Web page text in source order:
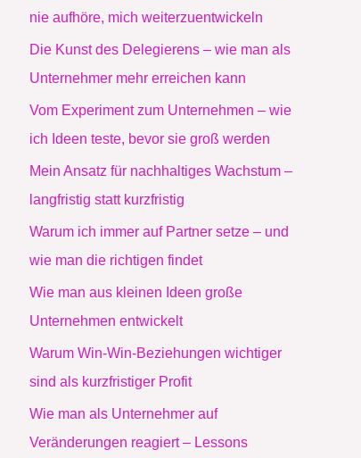
nie aufhöre, mich weiterzuentwickeln
Die Kunst des Delegierens – wie man als
Unternehmer mehr erreichen kann
Vom Experiment zum Unternehmen – wie
ich Ideen teste, bevor sie groß werden
Mein Ansatz für nachhaltiges Wachstum –
langfristig statt kurzfristig
Warum ich immer auf Partner setze – und
wie man die richtigen findet
Wie man aus kleinen Ideen große
Unternehmen entwickelt
Warum Win-Win-Beziehungen wichtiger
sind als kurzfristiger Profit
Wie man als Unternehmer auf
Veränderungen reagiert – Lessons